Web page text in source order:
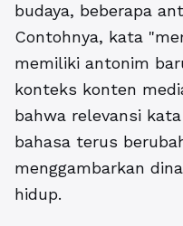
budaya, beberapa
Contohnya, kata
memiliki antonim
konteks konten
bahwa relevansi
bahasa terus
menggambarkan
hidup.